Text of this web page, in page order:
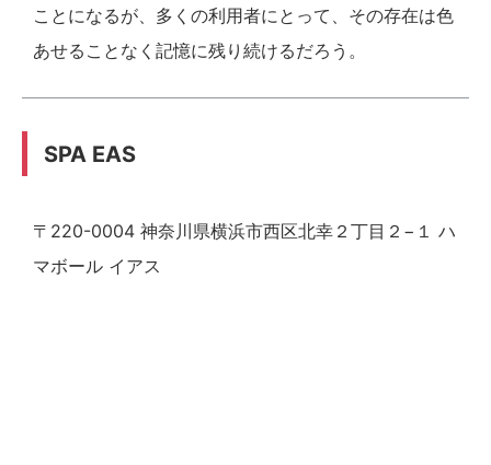
ことになるが、多くの利用者にとって、その存在は色
あせることなく記憶に残り続けるだろう。
SPA EAS
〒220-0004 神奈川県横浜市西区北幸２丁目２−１ ハ
マボール イアス